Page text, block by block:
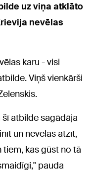
uz viņa atklāto
nevēlas
karu - visi
Viņš vienkārši
atbilde sagādāja
un nevēlas atzīt,
tiem, kas gūst no tā
pauda